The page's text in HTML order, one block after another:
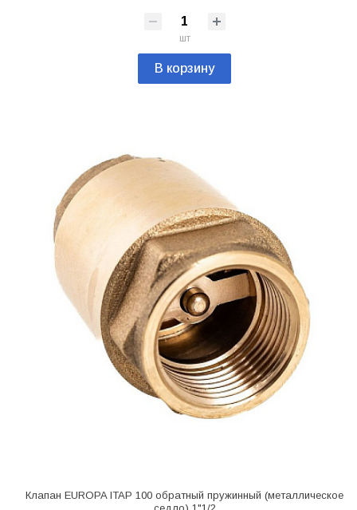
шт
В корзину
Клапан EUROPA ITAP 100 обратный пружинный (металлическое